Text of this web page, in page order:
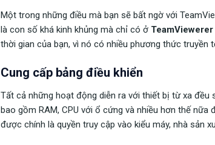
Một trong những điều mà bạn sẽ bất ngờ với
là con số khá kinh khủng mà chỉ có ở
thời gian của bạn, vì nó có nhiều phương thức truyền
Cung cấp bảng điều khiển
Tất cả những hoạt động diễn ra với thiết bị từ xa đều
bao gồm RAM, CPU với ổ cứng và nhiều hơn thế
được chính là quyền truy cập vào kiểu máy, nhà sản